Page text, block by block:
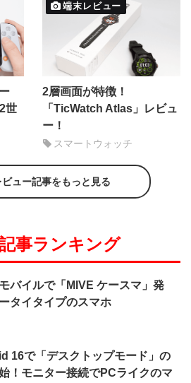
世
端末レビュー
2層画面が特徴！
「TicWatch Atlas」レビュ
ー！
スマートウォッチ
ュー記事をもっと見る
事ランキング
バイルで「MIVE ケースマ」発
タイタイプのスマホ
16で「デスクトップモード」の
！モニター接続でPCライクのマ